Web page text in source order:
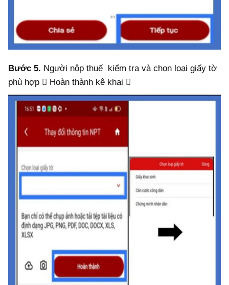
Bước 5. Người nộp thuế kiểm tra và chọn loại giấy tờ
phù hợp  Hoàn thành kê khai 